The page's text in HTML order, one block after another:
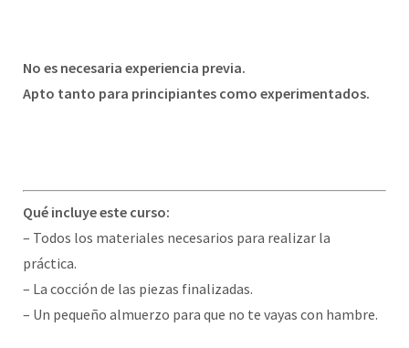
No es necesaria experiencia previa.
Apto tanto para principiantes como experimentados.
Qué incluye este curso:
– Todos los materiales necesarios para realizar la
práctica.
– La cocción de las piezas finalizadas.
– Un pequeño almuerzo para que no te vayas con hambre.